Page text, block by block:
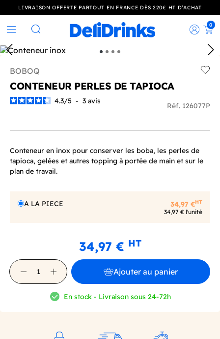
LIVRAISON OFFERTE PARTOUT EN FRANCE DÈS 220€ HT D’ACHAT
Rechercher
0
BOBOQ
CONTENEUR PERLES DE TAPIOCA
4.3/5 - 3 avis
Réf. 126077P
Conteneur en inox pour conserver les boba, les perles de
tapioca, gelées et autres topping à portée de main et sur le
plan de travail.
A LA PIECE 34,97 €HT
34,97 € l'unité
34,97 € HT
Ajouter au panier
En stock - Livraison sous 24-72h